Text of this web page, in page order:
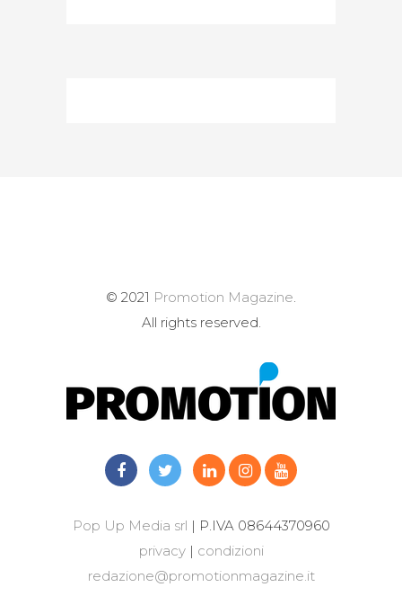
© 2021 Promotion Magazine.
All rights reserved.
Pop Up Media srl | P.IVA 08644370960
privacy| condizioni
redazione@promotionmagazine.it